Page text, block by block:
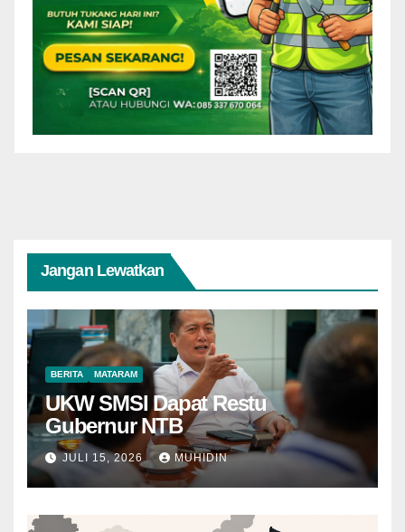
Jangan Lewatkan
BERITA MATARAM
UKW SMSI Dapat Restu
Gubernur NTB
JULI 15, 2026 MUHIDIN